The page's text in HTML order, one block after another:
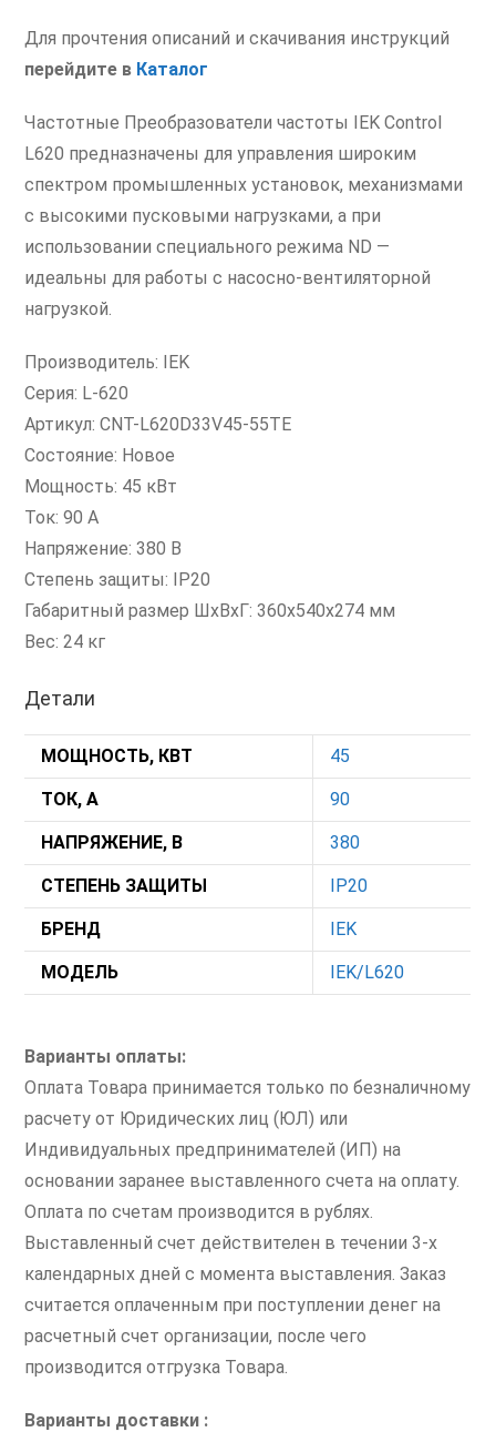
Для прочтения описаний и скачивания инструкций
перейдите в Каталог
Частотные Преобразователи частоты IEK Control
L620 предназначены для управления широким
спектром промышленных установок, механизмами
с высокими пусковыми нагрузками, а при
использовании специального режима ND —
идеальны для работы с насосно-вентиляторной
нагрузкой.
Производитель: IEK
Серия: L-620
Артикул: CNT-L620D33V45-55TE
Состояние: Новое
Мощность: 45 кВт
Ток: 90 А
Напряжение: 380 В
Степень защиты: IP20
Габаритный размер ШхВхГ: 360x540x274 мм
Вес: 24 кг
Детали
МОЩНОСТЬ, КВТ 45
ТОК, А 90
НАПРЯЖЕНИЕ, В 380
СТЕПЕНЬ ЗАЩИТЫ IP20
БРЕНД IEK
МОДЕЛЬ IEK/L620
Варианты оплаты:
Оплата Товара принимается только по безналичному
расчету от Юридических лиц (ЮЛ) или
Индивидуальных предпринимателей (ИП) на
основании заранее выставленного счета на оплату.
Оплата по счетам производится в рублях.
Выставленный счет действителен в течении 3-х
календарных дней с момента выставления. Заказ
считается оплаченным при поступлении денег на
расчетный счет организации, после чего
производится отгрузка Товара.
Варианты доставки :